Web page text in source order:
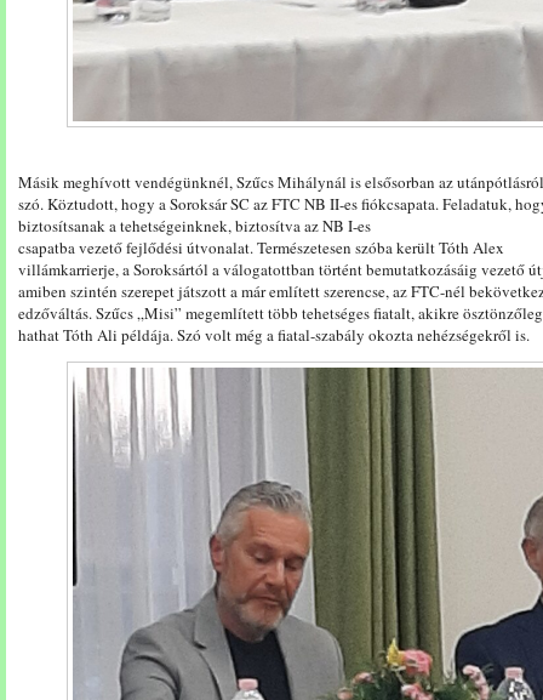
Másik meghívott vendégünknél, Szűcs Mihálynál is elsősorban az
szó. Köztudott, hogy a Soroksár SC az FTC NB II-es fiókcsapata. Feladatuk,
biztosítsanak a tehetségeinknek, biztosítva az NB I-es
csapatba vezető fejlődési útvonalat. Természetesen szóba került Tóth Alex
villámkarrierje, a Soroksártól a válogatottban történt bemutatkozásáig vezető
amiben szintén szerepet játszott a már említett szerencse, az FTC-nél
edzőváltás. Szűcs „Misi” megemlített több tehetséges fiatalt, akikre ösztönzőleg
hathat Tóth Ali példája. Szó volt még a fiatal-szabály okozta nehézségekről is.